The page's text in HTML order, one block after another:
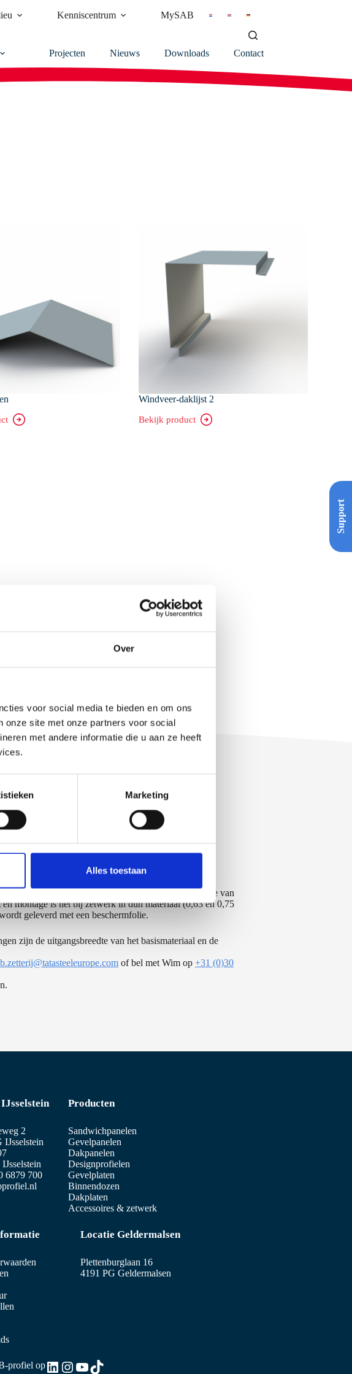
Over
voor social media te bieden en om ons
onze site met onze partners voor social
met andere informatie die u aan ze heeft
Marketing
Alles toestaan
Kenniscentrum MySAB
Projecten Nieuws Downloads Contact
Windveer-daklijst 2
Bekijk product
Windveer-
over een eigen zetterij, die kan putten uit dezelfde
Check onze PDF folder Zetwerk voor inspiratie.
breedte van 1.000 mm en een maximale plaatdikte van
montage is het bij zetwerk in dun materiaal (0,63 en 0,75
geleverd met een beschermfolie.
zijn de uitgangsbreedte van het basismateriaal en de
of bel met Wim op +31 (0)30
Support
2
IJsselstein
6879 700
Producten
Sandwichpanelen
Gevelpanelen
Dakpanelen
Designprofielen
Gevelplaten
Binnendozen
Dakplaten
Accessoires & zetwerk
Locatie Geldermalsen
Plettenburglaan 16
4191 PG Geldermalsen
profiel opLinkedIn
Instagram
YouTube
TikTok